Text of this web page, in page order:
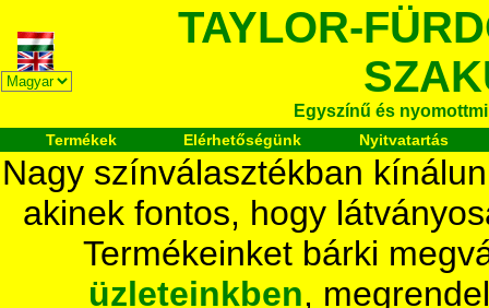
TAYLOR-
Egyszínű és
Termékek Elérhetőségünk Nyitvatartás
Nagy színválasztékban
akinek fontos, hogy
Termékeinket bárki
üzleteinkben,